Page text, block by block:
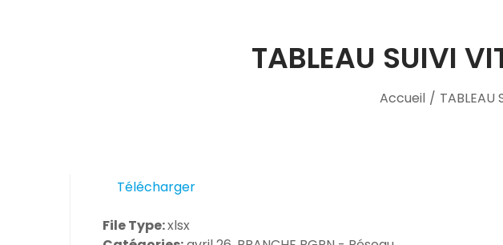
TABLEAU SUIVI
Accueil / TABLEAU
Télécharger
File Type:xlsx